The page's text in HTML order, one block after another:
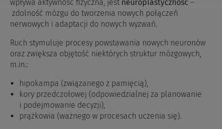
wpływa aktywność fizyczna, jest neuroplastyczność –
zdolność mózgu do tworzenia nowych połączeń
nerwowych i adaptacji do nowych wyzwań.
Ruch stymuluje procesy powstawania nowych neuronów
oraz zwiększa objętość niektórych struktur mózgowych,
m.in.:
hipokampa (związanego z pamięcią),
kory przedczołowej (odpowiedzialnej za planowanie
i podejmowanie decyzji),
prążkowia (ważnego w procesach uczenia się).